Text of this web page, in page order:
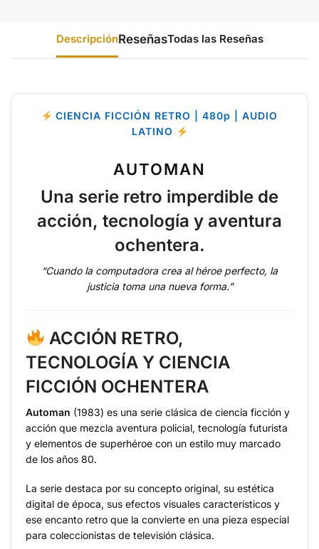
Descripción Todas las Reseñas
CIENCIA FICCIÓN RETRO | 480p | AUDIO
LATINO
AUTOMAN
Una serie retro imperdible de
acción, tecnología y aventura
ochentera.
“Cuando la computadora crea al héroe perfecto, la
justicia toma una nueva forma.”
ACCIÓN RETRO,
TECNOLOGÍA Y CIENCIA
FICCIÓN OCHENTERA
Automan (1983) es una serie clásica de ciencia ficción y
acción que mezcla aventura policial, tecnología futurista
y elementos de superhéroe con un estilo muy marcado
de los años 80.
La serie destaca por su concepto original, su estética
digital de época, sus efectos visuales característicos y
ese encanto retro que la convierte en una pieza especial
para coleccionistas de televisión clásica.